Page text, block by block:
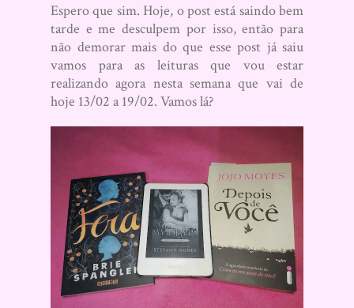
Espero que sim. Hoje, o post está saindo bem
tarde e me desculpem por isso, então para
não demorar mais do que esse post já saiu
vamos para as leituras que vou estar
realizando agora nesta semana que vai de
hoje 13/02 a 19/02. Vamos lá?